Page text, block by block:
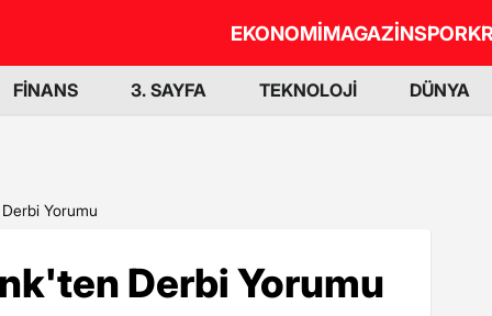
EKONOMİMAGAZİNSPOR
FİNANS 3. SAYFA TEKNOLOJİ DÜNYA
Yorumu
Derbi Yorumu